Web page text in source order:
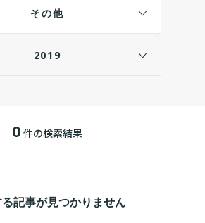
その他
2019
0 件の検索結果
記事が見つかりません